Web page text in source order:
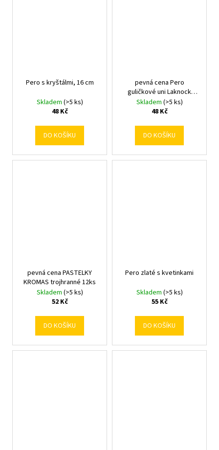
Pero s kryštálmi, 16 cm
Skladem (>5 ks)
48 Kč
DO KOŠÍKU
pevná cena Pero
guličkové uni Laknock
modré
Skladem (>5 ks)
48 Kč
DO KOŠÍKU
pevná cena PASTELKY
KROMAS trojhranné 12ks
Skladem (>5 ks)
52 Kč
DO KOŠÍKU
Pero zlaté s kvetinkami
Skladem (>5 ks)
55 Kč
DO KOŠÍKU